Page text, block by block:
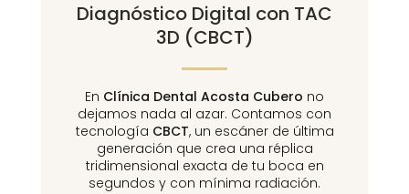
Diagnóstico Digital con TAC
3D (CBCT)
En Clínica Dental Acosta Cubero no
dejamos nada al azar. Contamos con
tecnología CBCT, un escáner de última
generación que crea una réplica
tridimensional exacta de tu boca en
segundos y con mínima radiación.